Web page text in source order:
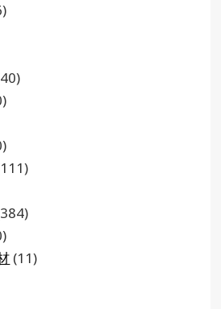
(11)